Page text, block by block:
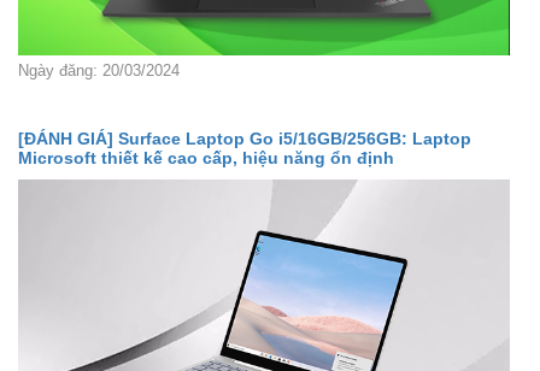
Ngày đăng: 20/03/2024
[ĐÁNH GIÁ] Surface Laptop Go i5/16GB/256GB: Laptop
Microsoft thiết kế cao cấp, hiệu năng ổn định